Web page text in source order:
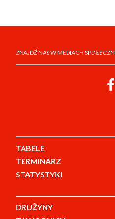
ZNAJDŹ NAS W MEDIACH
TABELE
TERMINARZ
STATYSTYKI
DRUŻYNY